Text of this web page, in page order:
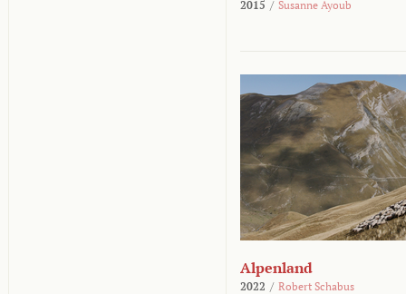
2015 / Susanne Ayoub
Alpenland
2022 / Robert Schabus